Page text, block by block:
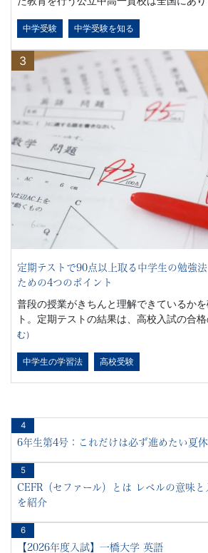
さ
ま
の
受
験
生
活
を
ナ
ビ
ゲ
ー
ト
し
ま
す。
中学受験 中学受験を知る
3
定期テストで90点以上取る中学生の勉強
ための4つのポイント
普段の授業がきちんと理解できているか
ト。定期テストの結果は、高校入試の合
む）
中学生の学習法 高校受験
4
6年生第4号：これだけは必ず進めたい夏
5
CEFR（セファール）とは レベルの意味
を紹介
6
【2026年度入試】一橋大学 英語